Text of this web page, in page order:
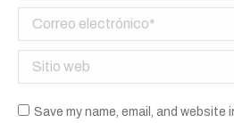
Correo electrónico *
Sitio web
Save my name, email, and